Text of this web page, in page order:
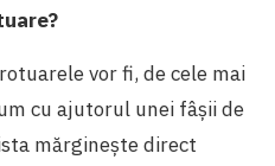
vor fi, de cele mai
cu ajutorul unei fâșii de
mărginește direct